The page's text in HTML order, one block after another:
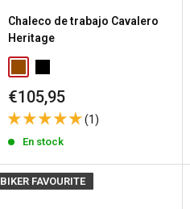
Chaleco de trabajo Cavalero
Heritage
Precio
de
venta
€105,95
(1)
En stock
BIKER FAVOURITE